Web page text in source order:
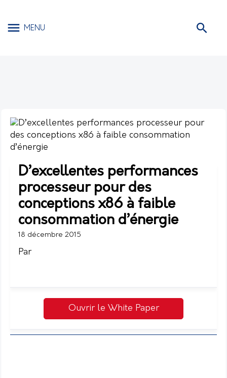
MENU
D’excellentes performances
processeur pour des
conceptions x86 à faible
consommation d’énergie
18 décembre 2015
Par
Ouvrir le White Paper